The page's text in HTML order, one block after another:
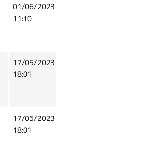
01/06/2023
11:10
17/05/2023
18:01
17/05/2023
18:01